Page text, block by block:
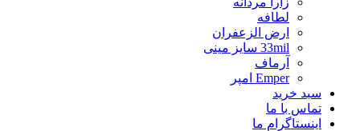
لطافه
ارض الزعفران
33mil سایز مینی
آرماف
Emper امپر
سبد خرید
تماس با ما
اینستاگرام ما